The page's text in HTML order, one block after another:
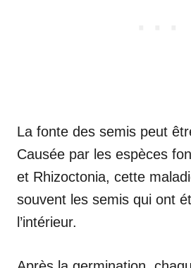
La fonte des semis peut
Causée par les espèces
et Rhizoctonia, cette
souvent les semis qui ont
l’intérieur.